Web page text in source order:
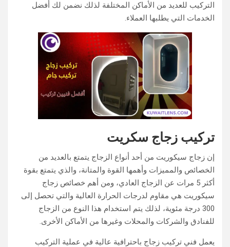
التركيب للعديد من الأماكن المختلفة لذلك نضمن لك أفضل
الخدمات التي يطلبها العملاء.
تركيب زجاج سكريت
إن زجاج سيكوريت من أحد أنواع الزجاج يتمتع بالعديد من
الخصائص والمميزات وأهمها القوة والمتانة، والذي يتمتع بقوة
أكثر 5 مرات عن الزجاج العادي، ومن أهم خصائص زجاج
سيكوريت هي مقاوم لدرجات الحرارة العالية والتي تحصل إلى
300 درجة مئوية، لذلك يتم استخدام هذا النوع من الزجاج
للفنادق والشركات والمحلات وغيرها من الأماكن الأخرى.
يعمل فني تركيب زجاج باحترافية عالية في عملية التركيب